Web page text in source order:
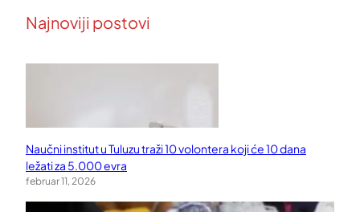
Najnoviji postovi
Naučni institut u Tuluzu traži 10 volontera koji će 10 dana
ležati za 5.000 evra
februar 11, 2026